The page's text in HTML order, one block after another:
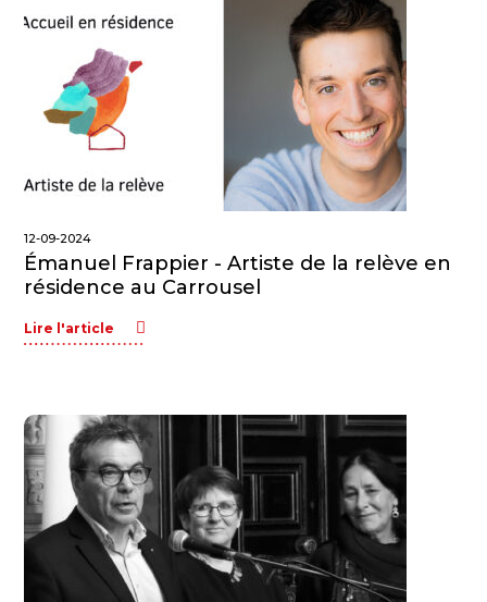
12-09-2024
Émanuel Frappier - Artiste de la relève en
résidence au Carrousel
Lire l'article